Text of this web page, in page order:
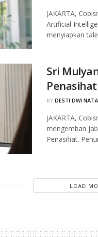
JAKARTA,
Artificial
menyiapkan
Sri
BY DESTI DWI
JAKARTA,
mengemban
Penasihat.
LOAD